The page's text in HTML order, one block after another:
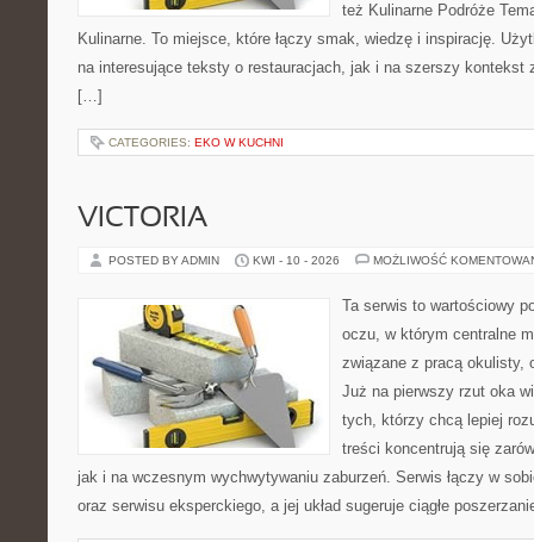
też Kulinarne Podróże
Kulinarne. To miejsce, które łączy smak, wiedzę i inspirację.
na interesujące teksty o restauracjach, jak i na szerszy kontekst
[…]
CATEGORIES: EKO W KUCHNI
VICTORIA
POSTED BY ADMIN KWI - 10 - 2026 MOŻLIWOŚĆ
Ta serwis to wartościowy
oczu, w którym centralne
związane z pracą okulisty,
Już na pierwszy rzut oka
tych, którzy chcą lepiej
treści koncentrują się
jak i na wczesnym wychwytywaniu zaburzeń. Serwis łączy w
oraz serwisu eksperckiego, a jej układ sugeruje ciągłe